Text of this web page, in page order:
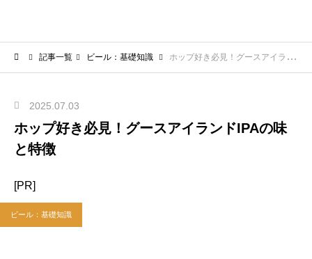
記事一覧 ビール：基礎知識 ホップ好き必見！グースアイランドIPAの味と特徴
2025.07.03
ホップ好き必見！グースアイランドIPAの味
と特徴
[PR]
ビール：基礎知識